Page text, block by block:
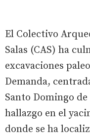
El Colectivo
Salas (CAS) ha
excavaciones
Demanda,
Santo Domingo
hallazgo en el
donde se ha